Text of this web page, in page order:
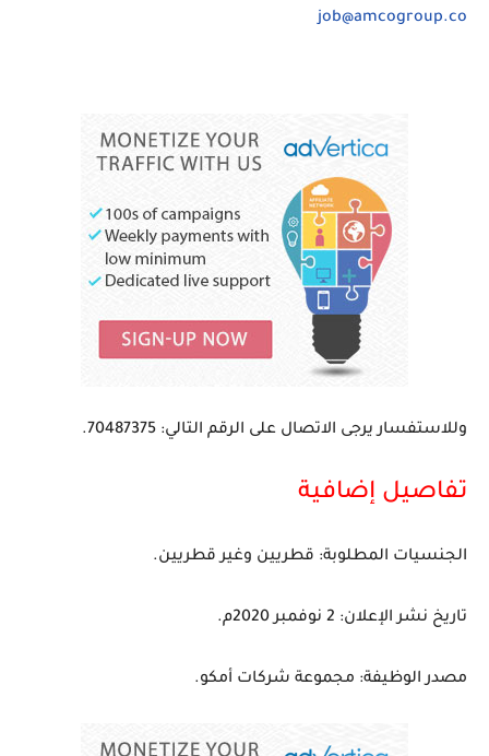
job@amcogroup.co
وللاستفسار يرجى الاتصال على الرقم التالي: 70487375.
تفاصيل إضافية
الجنسيات المطلوبة: قطريين وغير قطريين.
تاريخ نشر الإعلان: 2 نوفمبر 2020م.
مصدر الوظيفة: مجموعة شركات أمكو.